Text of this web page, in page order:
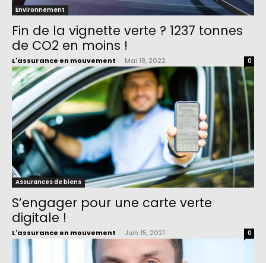
Environnement
Fin de la vignette verte ? 1237 tonnes
de CO2 en moins !
L'assurance en mouvement Mai 18, 2022 0
Assurances de biens
S’engager pour une carte verte
digitale !
L'assurance en mouvement Juin 15, 2021 0